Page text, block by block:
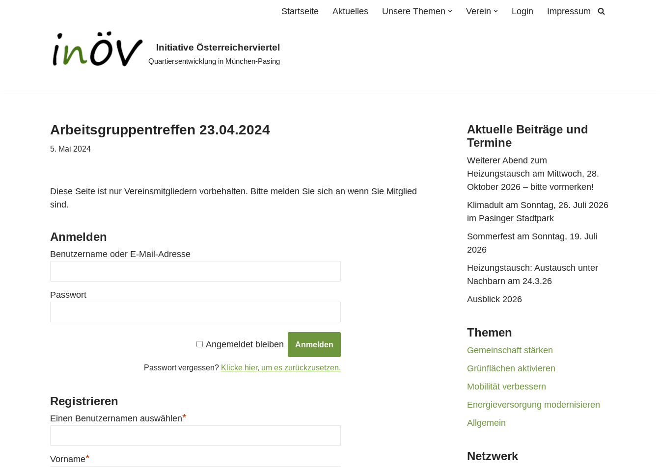
Startseite Aktuelles Unsere Themen Verein Login Impressum
Initiative Österreicherviertel
Quartiersentwicklung in München-Pasing
Arbeitsgruppentreffen 23.04.2024
5. Mai 2024
Diese Seite ist nur Vereinsmitgliedern vorbehalten. Bitte melden Sie sich an wenn Sie Mitglied
sind.
Anmelden
Benutzername oder E-Mail-Adresse
Passwort
Angemeldet bleiben
Passwort vergessen? Klicke hier, um es zurückzusetzen.
Registrieren
Einen Benutzernamen auswählen*
Vorname*
Aktuelle Beiträge und
Termine
Weiterer Abend zum
Heizungstausch am Mittwoch, 28.
Oktober 2026 – bitte vormerken!
Klimadult am Sonntag, 26. Juli 2026
im Pasinger Stadtpark
Sommerfest am Sonntag, 19. Juli
2026
Heizungstausch: Austausch unter
Nachbarn am 24.3.26
Ausblick 2026
Themen
Gemeinschaft stärken
Grünflächen aktivieren
Mobilität verbessern
Energieversorgung modernisieren
Allgemein
Netzwerk